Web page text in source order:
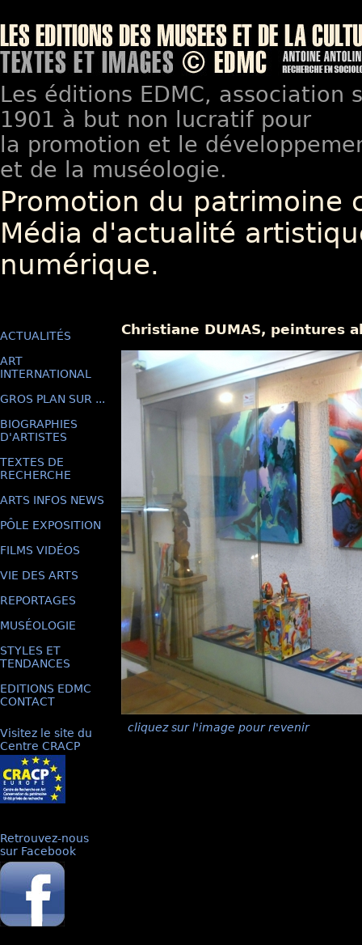
Les éditions EDMC, association
1901 à but non lucratif pour
la promotion et le
et de la muséologie.
Promotion du patrimoine
Média d'actualité
numérique.
ACTUALITÉS
ART
INTERNATIONAL
GROS PLAN SUR ...
BIOGRAPHIES
D'ARTISTES
TEXTES DE
RECHERCHE
ARTS INFOS NEWS
PÔLE EXPOSITION
FILMS VIDÉOS
VIE DES ARTS
REPORTAGES
MUSÉOLOGIE
STYLES ET
TENDANCES
EDITIONS EDMC
CONTACT
Visitez le site du
Centre CRACP
Retrouvez-nous
sur Facebook
Christiane DUMAS, peintures
cliquez sur l'image pour revenir